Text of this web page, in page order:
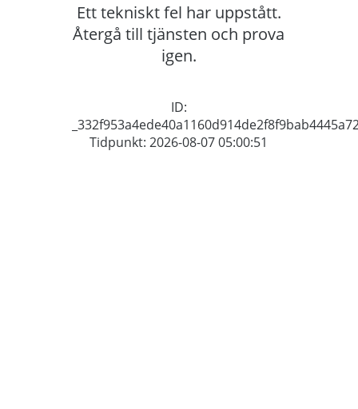
Ett tekniskt fel har uppstått.
Återgå till tjänsten och prova
igen.
ID:
Tidpunkt: 2026-08-07 05:00:51